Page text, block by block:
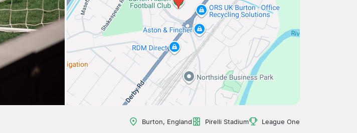
Burton, England Pirelli Stadium League One